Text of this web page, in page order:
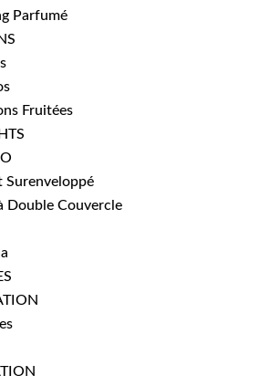
Parfumé
Fruitées
Surenveloppé
Double Couvercle